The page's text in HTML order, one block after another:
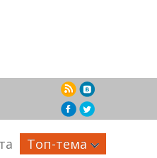
Топ-тема